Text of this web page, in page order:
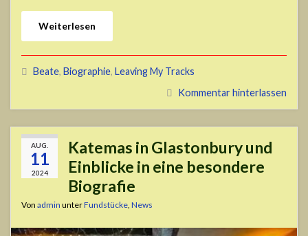
Weiterlesen
Beate, Biographie, Leaving My Tracks
Kommentar hinterlassen
AUG.
11
2024
Katemas in Glastonbury und
Einblicke in eine besondere
Biografie
Von admin unterFundstücke News